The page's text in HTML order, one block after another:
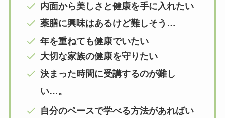
内面から美しさと健康を手に入れたい
薬膳に興味はあるけど難しそう…
年を重ねても健康でいたい
大切な家族の健康を守りたい
決まった時間に受講するのが難し
い…。
自分のペースで学べる方法があればい